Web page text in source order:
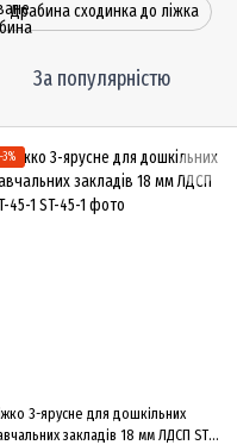
Драбина сходинка до ліжка
За популярністю
−3%
3-ярусне для дошкільних
закладів 18 мм ЛДСП ST-